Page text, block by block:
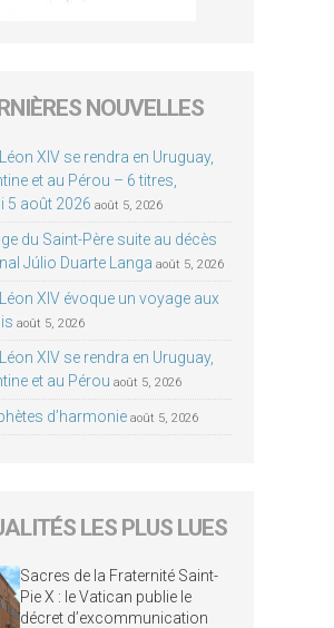
NOUVELLES
XIV se rendra en Uruguay,
et au Pérou – 6 titres,
5 août 2026 août 5, 2026
du Saint-Père suite au décès
Júlio Duarte Langa août 5, 2026
XIV évoque un voyage aux
août 5, 2026
XIV se rendra en Uruguay,
et au Pérou août 5, 2026
d’harmonie août 5, 2026
LES PLUS LUES
Sacres de la Fraternité Saint-
Pie X : le Vatican publie le
décret d’excommunication